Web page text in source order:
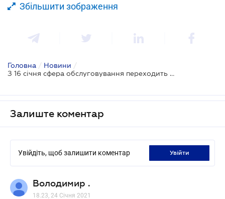
Збільшити зображення
Головна / Новини /
З 16 січня сфера обслуговування переходить на українську мову: кого це торкнеться і які будуть санкції
Залиште коментар
Увійдіть, щоб залишити коментар увійти
Володимир .
18.23, 24 Січня 2021